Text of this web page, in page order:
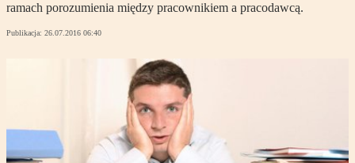
ramach porozumienia między pracownikiem a pracodawcą.
Publikacja: 26.07.2016 06:40